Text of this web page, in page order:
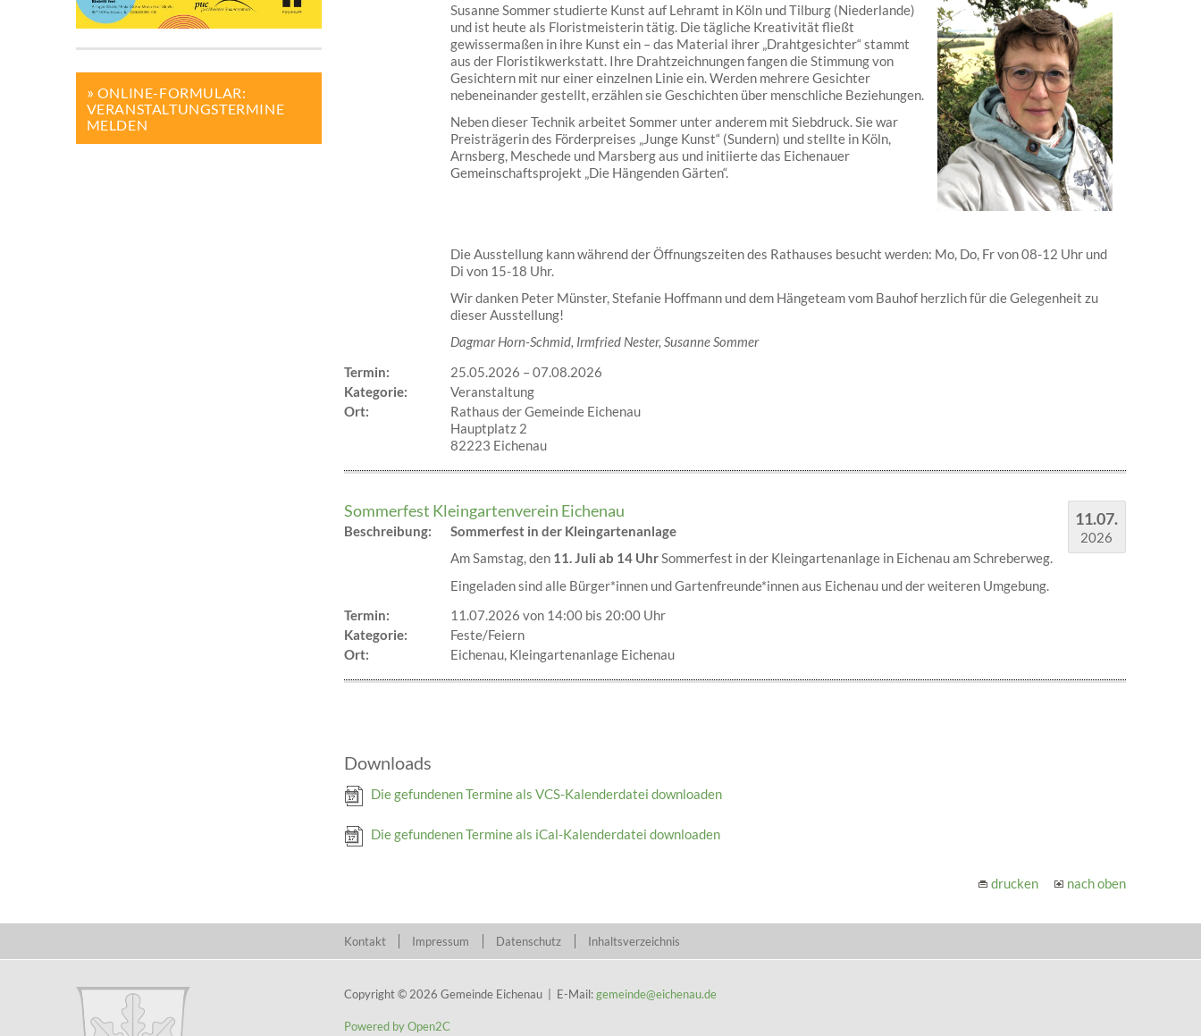
ONLINE-FORMULAR:
VERANSTALTUNGSTERMINE
MELDEN
Susanne Sommer studierte Kunst auf Lehramt in Köln und Tilburg (Niederlande)
und ist heute als Floristmeisterin tätig. Die tägliche Kreativität fließt
gewissermaßen in ihre Kunst ein – das Material ihrer „Drahtgesichter“ stammt
aus der Floristikwerkstatt. Ihre Drahtzeichnungen fangen die Stimmung von
Gesichtern mit nur einer einzelnen Linie ein. Werden mehrere Gesichter
nebeneinander gestellt, erzählen sie Geschichten über menschliche Beziehungen.
Neben dieser Technik arbeitet Sommer unter anderem mit Siebdruck. Sie war
Preisträgerin des Förderpreises „Junge Kunst“ (Sundern) und stellte in Köln,
Arnsberg, Meschede und Marsberg aus und initiierte das Eichenauer
Gemeinschaftsprojekt „Die Hängenden Gärten“.
Die Ausstellung kann während der Öffnungszeiten des Rathauses besucht werden: Mo, Do, Fr von 08-12 Uhr und
Di von 15-18 Uhr.
Wir danken Peter Münster, Stefanie Hoffmann und dem Hängeteam vom Bauhof herzlich für die Gelegenheit zu
dieser Ausstellung!
Dagmar Horn-Schmid, Irmfried Nester, Susanne Sommer
Termin:
25.05.2026 –07.08.2026
Kategorie:
Veranstaltung
Ort:
Rathaus der Gemeinde Eichenau
Hauptplatz 2
82223 Eichenau
11.07.
2026
Sommerfest Kleingartenverein Eichenau
Beschreibung:
Sommerfest in der Kleingartenanlage
Am Samstag, den 11. Juli ab 14 UhrSommerfest in der Kleingartenanlage in Eichenau am Schreberweg.
Eingeladen sind alle Bürger*innen und Gartenfreunde*innen aus Eichenau und der weiteren Umgebung.
Termin:
11.07.2026 von 14:00bis 20:00 Uhr
Kategorie:
Feste/Feiern
Ort:
Eichenau, Kleingartenanlage Eichenau
Downloads
Die gefundenen Termine als VCS-Kalenderdatei downloaden
Die gefundenen Termine als iCal-Kalenderdatei downloaden
drucken nach oben
Kontakt Impressum Datenschutz Inhaltsverzeichnis
Copyright © 2026 Gemeinde Eichenau | E-Mail:gemeinde@eichenau.de
Powered by Open2C